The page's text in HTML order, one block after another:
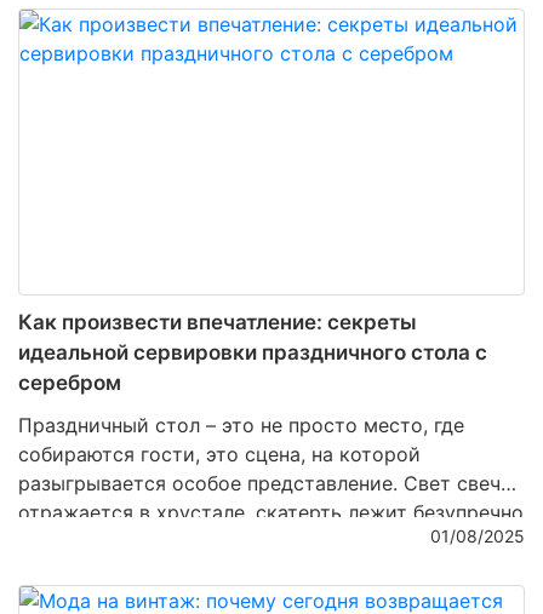
Как произвести впечатление: секреты
идеальной сервировки праздничного стола с
серебром
Праздничный стол – это не просто место, где
собираются гости, это сцена, на которой
разыгрывается особое представление. Свет свечей
отражается в хрустале, скатерть лежит безупречно
ровно, блюда источают изысканные ароматы… И
деталь, которая превращает обычное застолье в
01/08/2025